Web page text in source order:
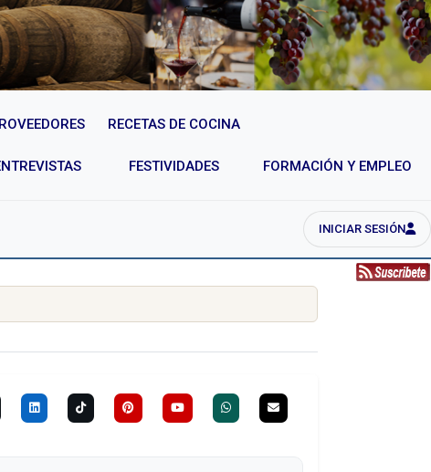
RECETAS DE COCINA
FESTIVIDADES FORMACIÓN Y EMPLEO
INICIAR SESIÓN